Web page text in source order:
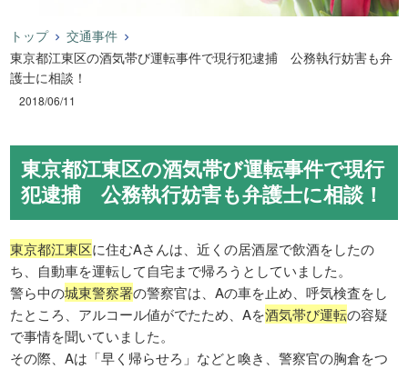
トップ
交通事件
東京都江東区の酒気帯び運転事件で現行犯逮捕 公務執行妨害も弁
護士に相談！
2018/06/11
東京都江東区の酒気帯び運転事件で現行
犯逮捕 公務執行妨害も弁護士に相談！
東京都江東区に住むAさんは、近くの居酒屋で飲酒をしたの
ち、自動車を運転して自宅まで帰ろうとしていました。
警ら中の城東警察署の警察官は、Aの車を止め、呼気検査をし
たところ、アルコール値がでたため、Aを酒気帯び運転の容疑
で事情を聞いていました。
その際、Aは「早く帰らせろ」などと喚き、警察官の胸倉をつ